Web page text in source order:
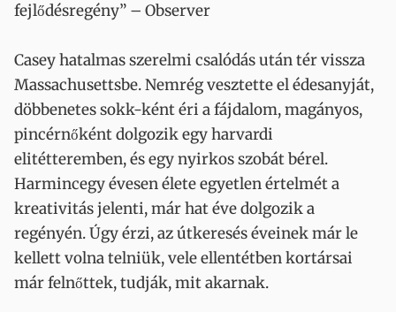
fejlődésregény” – Observer
Casey hatalmas szerelmi csalódás után tér vissza
Massachusettsbe. Nemrég vesztette el édesanyját,
döbbenetes sokk-ként éri a fájdalom, magányos,
pincérnőként dolgozik egy harvardi
elitétteremben, és egy nyirkos szobát bérel.
Harmincegy évesen élete egyetlen értelmét a
kreativitás jelenti, már hat éve dolgozik a
regényén. Úgy érzi, az útkeresés éveinek már le
kellett volna telniük, vele ellentétben kortársai
már felnőttek, tudják, mit akarnak.